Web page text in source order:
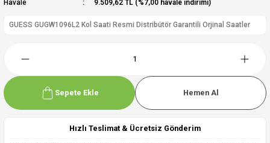
Havale
9.509,62 TL (%7,00 havale indirimi)
GUESS GUGW1096L2 Kol Saati Resmi Distribütör Garantili Orjinal Saatler
Sepete Ekle Hemen Al
Hızlı Teslimat & Ücretsiz Gönderim